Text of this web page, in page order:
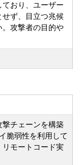
おり、ユーザー
せず、目立つ兆候
攻撃者の目的や
撃チェーンを構築
脆弱性を利用して
モートコード実